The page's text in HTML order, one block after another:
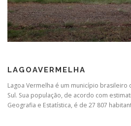
LAGOAVERMELHA
Lagoa Vermelha é um município
Sul. Sua população, de acordo com
Geografia e Estatística, é de 27 807